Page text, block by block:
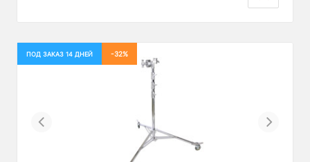
ПОД ЗАКАЗ 14 ДНЕЙ -32%
Previous Next